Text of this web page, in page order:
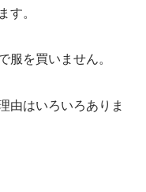
す。
服を買いません。
由はいろいろありま